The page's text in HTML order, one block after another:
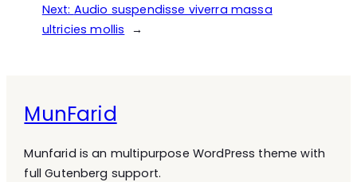
Next: Audio suspendisse viverra massa
ultricies mollis →
MunFarid
Munfarid is an multipurpose WordPress theme with
full Gutenberg support.